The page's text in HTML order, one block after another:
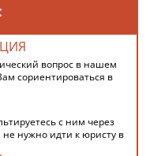
вопрос в нашем
сориентироваться в
с ним через
не нужно идти к юристу в